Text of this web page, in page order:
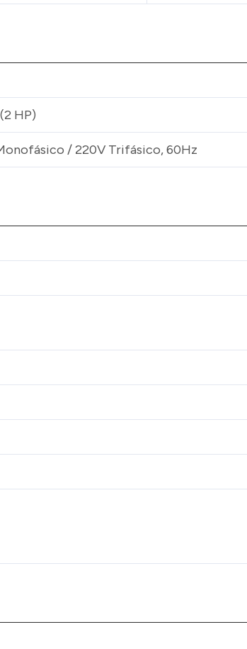
HP)
/ 220V Trifásico, 60Hz